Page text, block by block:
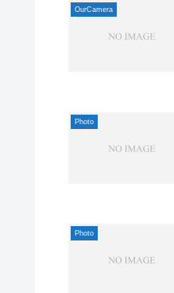
OurCamera
Photo
Photo